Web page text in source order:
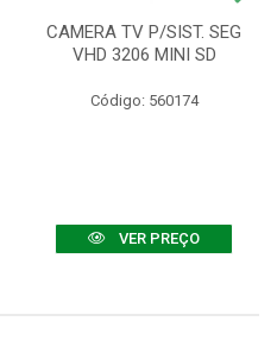
CAMERA TV P/SIST. SEG
VHD 3206 MINI SD
Código: 560174
VER PREÇO